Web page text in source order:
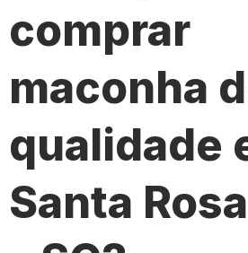
comprar
maconha
qualidade
Santa